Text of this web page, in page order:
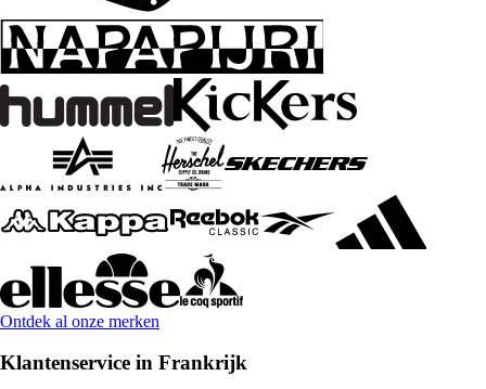
Ontdek al onze merken
Klantenservice in Frankrijk